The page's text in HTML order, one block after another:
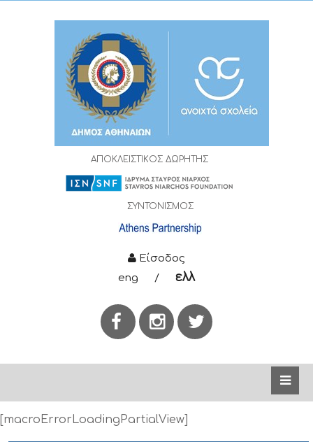
ΑΠΟΚΛΕΙΣΤΙΚΟΣ ΔΩΡΗΤΗΣ
ΣΥΝΤΟΝΙΣΜΟΣ
Είσοδος
eng
/ ελλ
[macroErrorLoadingPartialView]